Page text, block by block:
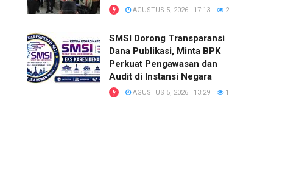
AGUSTUS 5, 2026 | 17:13 2
SMSI Dorong Transparansi
Dana Publikasi, Minta BPK
Perkuat Pengawasan dan
Audit di Instansi Negara
AGUSTUS 5, 2026 | 13:29 1